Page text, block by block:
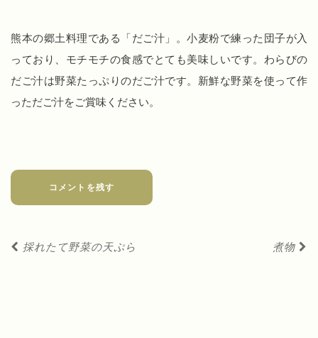
熊本の郷土料理である「だご汁」。小麦粉で練った団子が入
っており、モチモチの食感でとても美味しいです。わらびの
だご汁は野菜たっぷりのだご汁です。新鮮な野菜を使って作
っただご汁をご賞味ください。
コメントを残す
投採れたて野菜の天ぷら 煮物